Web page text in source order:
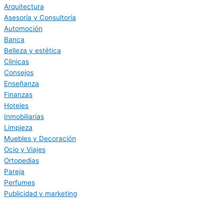
Arquitectura
Asesoría y Consultoría
Automoción
Banca
Belleza y estética
Clinicas
Consejos
Enseñanza
Finanzas
Hoteles
Inmobiliarias
Limpieza
Muebles y Decoración
Ocio y Viajes
Ortopedias
Pareja
Perfumes
Publicidad y marketing